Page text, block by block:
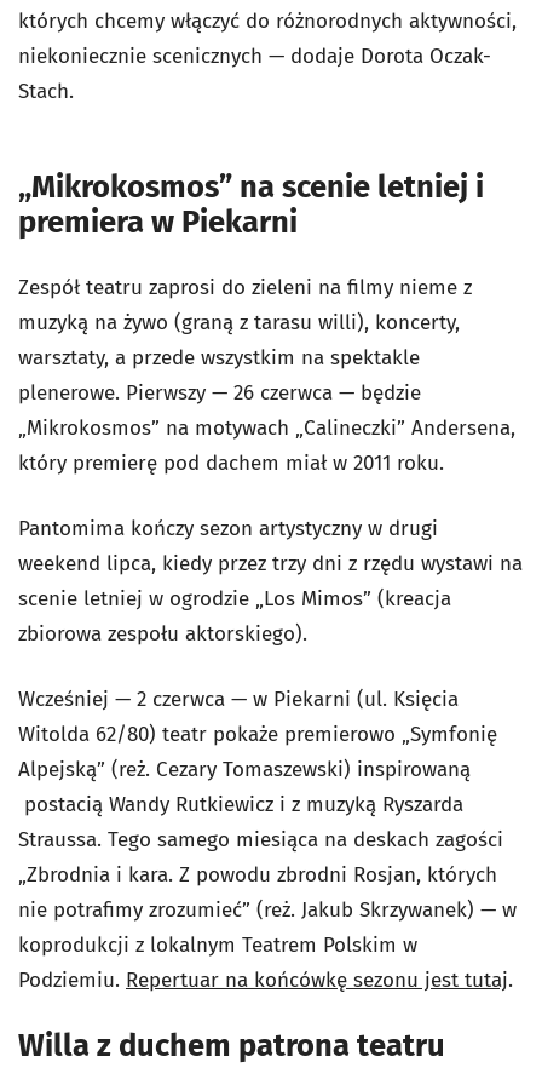
których chcemy włączyć do różnorodnych aktywności,
niekoniecznie scenicznych — dodaje Dorota Oczak-
Stach.
„Mikrokosmos” na scenie letniej i
premiera w Piekarni
Zespół teatru zaprosi do zieleni na filmy nieme z
muzyką na żywo (graną z tarasu willi), koncerty,
warsztaty, a przede wszystkim na spektakle
plenerowe. Pierwszy — 26 czerwca — będzie
„Mikrokosmos” na motywach „Calineczki” Andersena,
który premierę pod dachem miał w 2011 roku.
Pantomima kończy sezon artystyczny w drugi
weekend lipca, kiedy przez trzy dni z rzędu wystawi na
scenie letniej w ogrodzie „Los Mimos” (kreacja
zbiorowa zespołu aktorskiego).
Wcześniej — 2 czerwca — w Piekarni (ul. Księcia
Witolda 62/80) teatr pokaże premierowo „Symfonię
Alpejską” (reż. Cezary Tomaszewski) inspirowaną
postacią Wandy Rutkiewicz i z muzyką Ryszarda
Straussa. Tego samego miesiąca na deskach zagości
„Zbrodnia i kara. Z powodu zbrodni Rosjan, których
nie potrafimy zrozumieć” (reż. Jakub Skrzywanek) — w
koprodukcji z lokalnym Teatrem Polskim w
Podziemiu. Repertuar na końcówkę sezonu jest tutaj.
Willa z duchem patrona teatru